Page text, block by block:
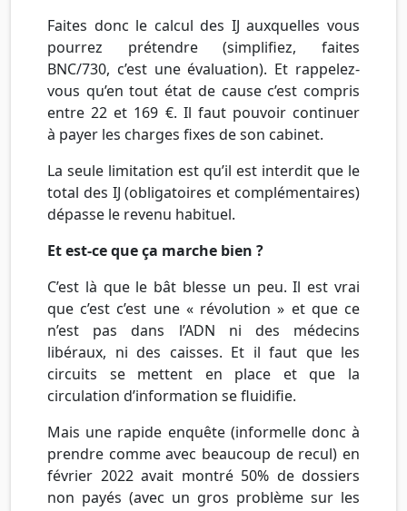
Faites donc le calcul des IJ auxquelles vous
pourrez prétendre (simplifiez, faites
BNC/730, c’est une évaluation). Et rappelez-
vous qu’en tout état de cause c’est compris
entre 22 et 169 €. Il faut pouvoir continuer
à payer les charges fixes de son cabinet.
La seule limitation est qu’il est interdit que le
total des IJ (obligatoires et complémentaires)
dépasse le revenu habituel.
Et est-ce que ça marche bien ?
C’est là que le bât blesse un peu. Il est vrai
que c’est c’est une « révolution » et que ce
n’est pas dans l’ADN ni des médecins
libéraux, ni des caisses. Et il faut que les
circuits se mettent en place et que la
circulation d’information se fluidifie.
Mais une rapide enquête (informelle donc à
prendre comme avec beaucoup de recul) en
février 2022 avait montré 50% de dossiers
non payés (avec un gros problème sur les